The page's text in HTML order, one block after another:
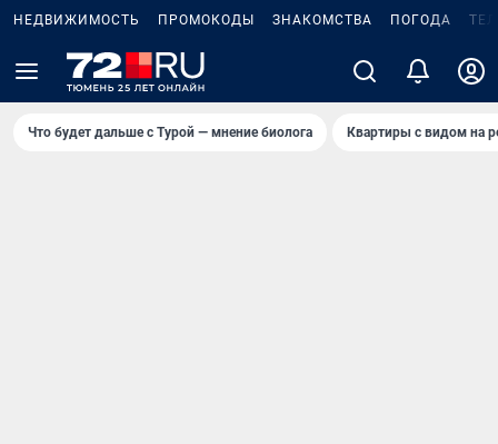
НЕДВИЖИМОСТЬ ПРОМОКОДЫ ЗНАКОМСТВА ПОГОДА
Что будет дальше с Турой — мнение биолога Квартиры с видом на